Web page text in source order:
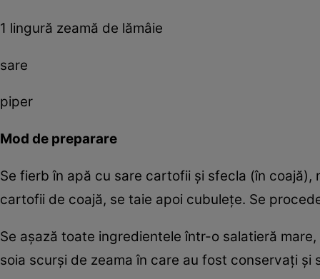
1 lingură zeamă de lămâie
sare
piper
Mod de preparare
Se fierb în apă cu sare cartofii şi sfecla (în
cartofii de coajă, se taie apoi cubuleţe. Se
Se aşază toate ingredientele într-o salatieră
soia scurşi de zeama în care au fost conservaţi şi